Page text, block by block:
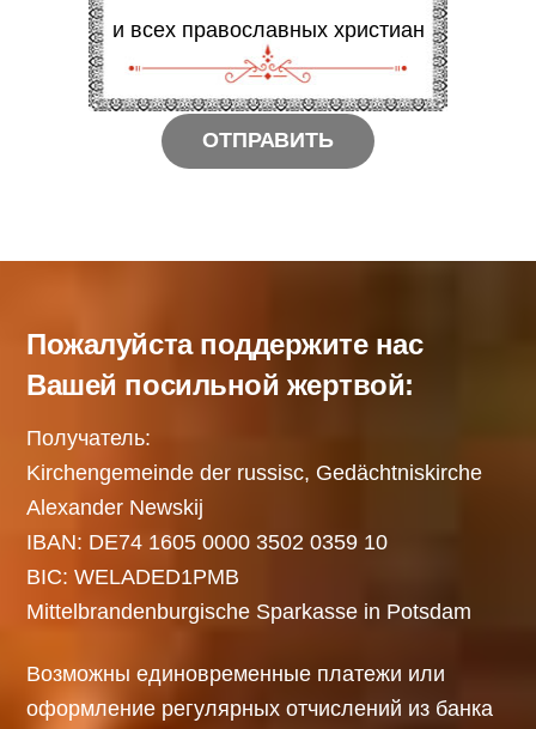
и всех православных христиан
Пожалуйста поддержите нас
Вашей посильной жертвой:
Получатель:
Kirchengemeinde der russisc, Gedächtniskirche
Alexander Newskij
IBAN: DE74 1605 0000 3502 0359 10
BIC: WELADED1PMB
Mittelbrandenburgische Sparkasse in Potsdam
Возможны единовременные платежи или
оформление регулярных отчислений из банка